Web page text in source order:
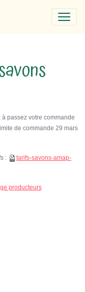
passez votre commande
de commande 29 mars
:
tarifs-savons-amap-
producteurs